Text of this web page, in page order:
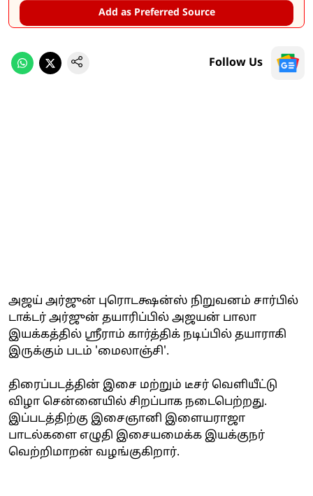
Add as Preferred Source
Follow Us
அஜய் அர்ஜுன் புரொடக்ஷன்ஸ் நிறுவனம் சார்பில்
டாக்டர் அர்ஜுன் தயாரிப்பில் அஜயன் பாலா
இயக்கத்தில் ஸ்ரீராம் கார்த்திக் நடிப்பில் தயாராகி
இருக்கும் படம் 'மைலாஞ்சி'.
திரைப்படத்தின் இசை மற்றும் டீசர் வெளியீட்டு
விழா சென்னையில் சிறப்பாக நடைபெற்றது.
இப்படத்திற்கு இசைஞானி இளையராஜா
பாடல்களை எழுதி இசையமைக்க இயக்குநர்
வெற்றிமாறன் வழங்குகிறார்.